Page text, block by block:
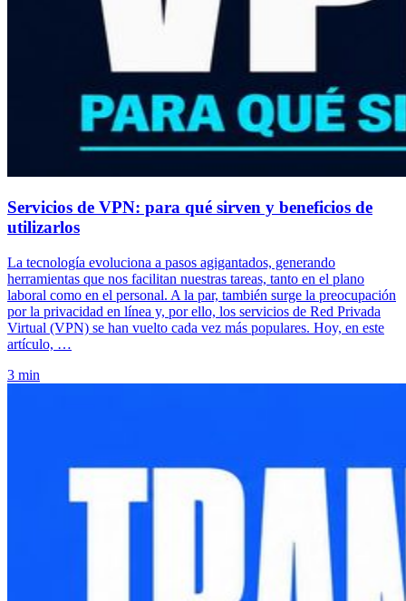
Servicios de VPN: para qué sirven y beneficios de
utilizarlos
La tecnología evoluciona a pasos agigantados, generando
herramientas que nos facilitan nuestras tareas, tanto en el plano
laboral como en el personal. A la par, también surge la preocupación
por la privacidad en línea y, por ello, los servicios de Red Privada
Virtual (VPN) se han vuelto cada vez más populares. Hoy, en este
artículo, …
3 min